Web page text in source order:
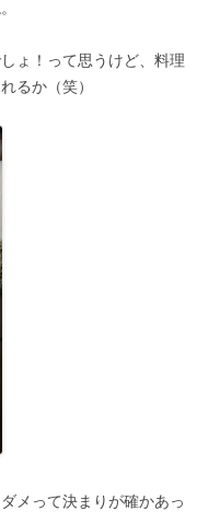
ょ！って思うけど、料理
るか（笑）
メって決まりが確かあっ